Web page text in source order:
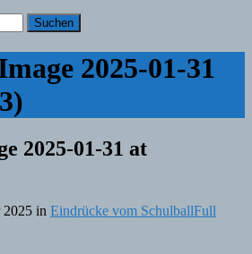
2025-01-31
2025-01-31 at
2025 in Eindrücke vom SchulballFull